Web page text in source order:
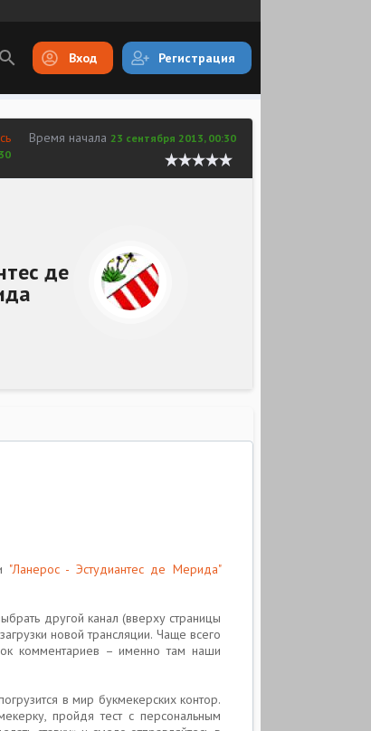
Вход Регистрация
Время начала 23 сентября 2013, 00:30
де
"Ланерос - Эстудиантес де Мерида"
другой канал (вверху страницы
новой трансляции. Чаще всего
комментариев – именно там наши
в мир букмекерских контор.
пройдя тест с персональным